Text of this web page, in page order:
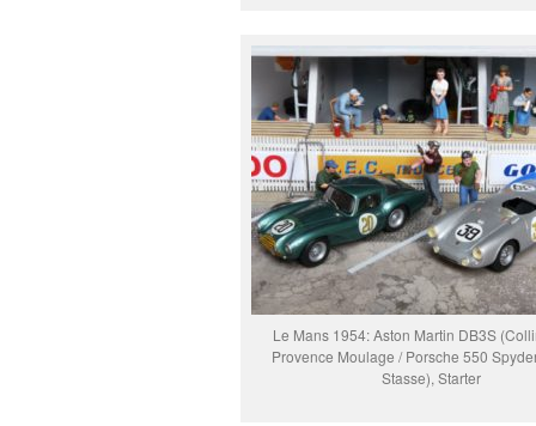
Le Mans 1954: Aston Martin DB3S
Provence Moulage / Porsche 550
Stasse), Starter